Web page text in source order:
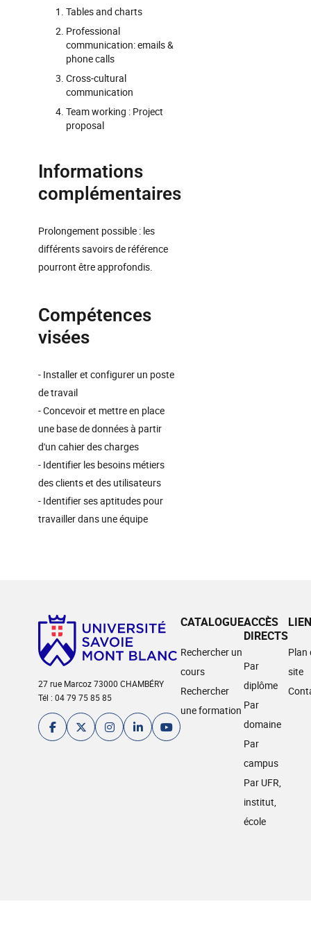
Tables and charts
Professional
communication: emails &
phone calls
Cross-cultural
communication
Team working : Project
proposal
Informations
complémentaires
Prolongement possible : les
différents savoirs de référence
pourront être approfondis.
Compétences
visées
- Installer et configurer un poste
de travail
- Concevoir et mettre en place
une base de données à partir
d'un cahier des charges
- Identifier les besoins métiers
des clients et des utilisateurs
- Identifier ses aptitudes pour
travailler dans une équipe
27 rue Marcoz 73000 CHAMBÉRY
Tél : 04 79 75 85 85
CATALOGUE
Rechercher un
cours
Rechercher
une formation
ACCÈS
DIRECTS
Par
diplôme
Par
domaine
Par
campus
Par UFR,
institut,
école
Plan
site